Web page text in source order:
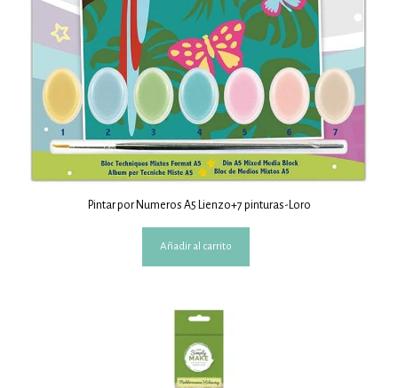
Pintar por Numeros A5 Lienzo+7 pinturas-Loro
Añadir al carrito